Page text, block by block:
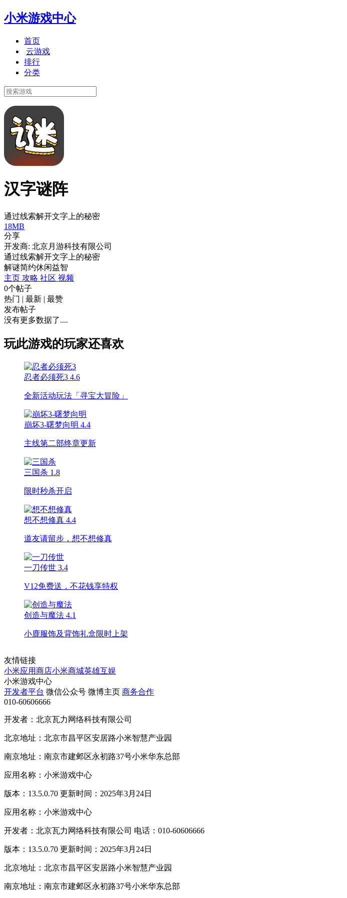
小米游戏中心
首页
云游戏
排行
分类
汉字谜阵
通过线索解开文字上的秘密
18MB
分享
开发商: 北京月游科技有限公司
通过线索解开文字上的秘密
解谜简约休闲益智
主页 攻略 社区 视频
0个帖子
热门 | 最新 | 最赞
发布帖子
没有更多数据了....
玩此游戏的玩家还喜欢
忍者必须死3 4.6
全新活动玩法「寻宝大冒险」
崩坏3-曙梦向明 4.4
主线第二部终章更新
三国杀 1.8
限时秒杀开启
想不想修真 4.4
道友请留步，想不想修真
一刀传世 3.4
V12免费送，不花钱享特权
创造与魔法 4.1
小鹿服饰及背饰礼盒限时上架
友情链接
小米应用商店小米商城英雄互娱
小米游戏中心
开发者平台 微信公众号 微博主页 商务合作
010-60606666
开发者：北京瓦力网络科技有限公司
北京地址：北京市昌平区安居路小米智慧产业园
南京地址：南京市建邺区永初路37号小米华东总部
应用名称：小米游戏中心
版本：13.5.0.70 更新时间：2025年3月24日
应用名称：小米游戏中心
开发者：北京瓦力网络科技有限公司 电话：010-60606666
版本：13.5.0.70 更新时间：2025年3月24日
北京地址：北京市昌平区安居路小米智慧产业园
南京地址：南京市建邺区永初路37号小米华东总部